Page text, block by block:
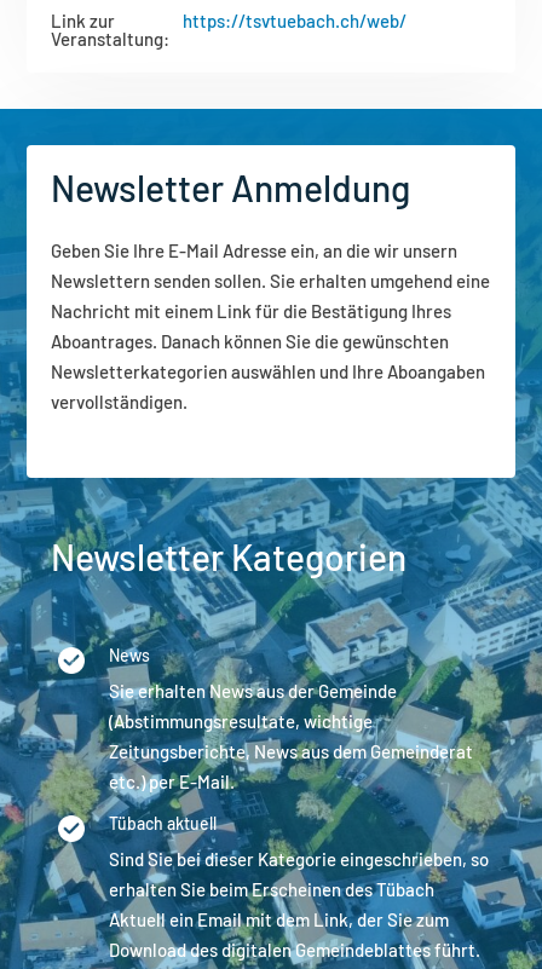
Link zur
Veranstaltung:
https://tsvtuebach.ch/web/
Newsletter Anmeldung
Geben Sie Ihre E-Mail Adresse ein, an die wir unsern
Newslettern senden sollen. Sie erhalten umgehend eine
Nachricht mit einem Link für die Bestätigung Ihres
Aboantrages. Danach können Sie die gewünschten
Newsletterkategorien auswählen und Ihre Aboangaben
vervollständigen.
Newsletter Kategorien
News
Sie erhalten News aus der Gemeinde
(Abstimmungsresultate, wichtige
Zeitungsberichte, News aus dem Gemeinderat
etc.) per E-Mail.
Tübach aktuell
Sind Sie bei dieser Kategorie eingeschrieben, so
erhalten Sie beim Erscheinen des Tübach
Aktuell ein Email mit dem Link, der Sie zum
Download des digitalen Gemeindeblattes führt.